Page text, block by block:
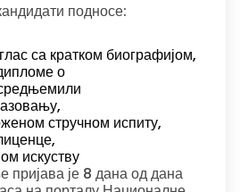
подносе:
са кратком биографијом,
о
стручном испиту,
искуству
пријава је 8 дана од дана